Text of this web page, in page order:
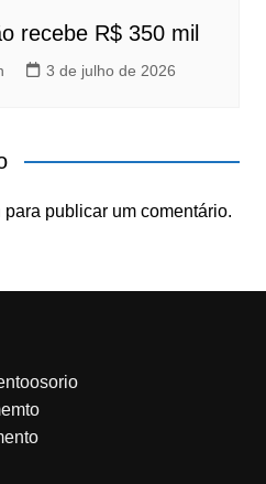
recebe R$ 350 mil
3 de julho de 2026
para publicar um comentário.